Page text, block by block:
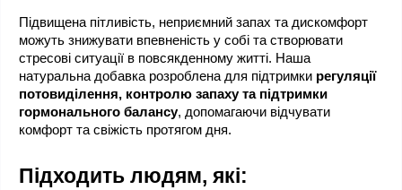
Підвищена пітливість, неприємний запах та дискомфорт
можуть знижувати впевненість у собі та створювати
стресові ситуації в повсякденному житті. Наша
натуральна добавка розроблена для підтримки регуляції
потовиділення, контролю запаху та підтримки
гормонального балансу, допомагаючи відчувати
комфорт та свіжість протягом дня.
Підходить людям, які: